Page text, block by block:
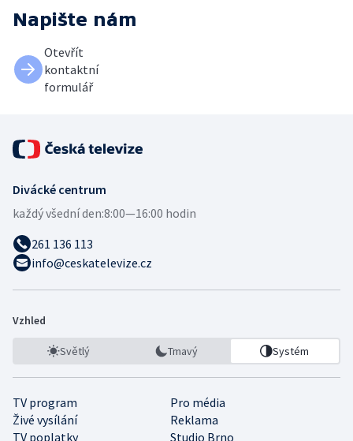
Napište nám
Otevřít
kontaktní
formulář
Divácké centrum
každý všední den:8:00—16:00 hodin
261 136 113
info@ceskatelevize.cz
Vzhled
Světlý Tmavý Systém
TV program
Pro média
Živé vysílání
Reklama
TV poplatky
Studio Brno